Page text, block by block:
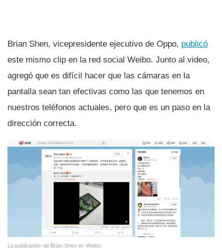
Brian Shen, vicepresidente ejecutivo de Oppo, publicó
este mismo clip en la red social Weibo. Junto al video,
agregó que es difí­cil hacer que las cámaras en la
pantalla sean tan efectivas como las que tenemos en
nuestros teléfonos actuales, pero que es un paso en la
dirección correcta.
La publicación de Brian Shen en Weibo.